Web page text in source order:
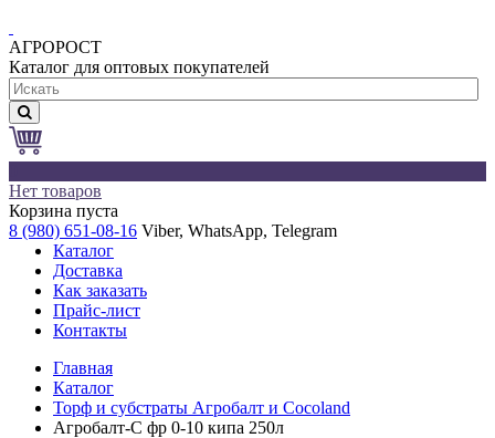
АГРОРОСТ
Каталог для оптовых покупателей
Нет товаров
Корзина пуста
8 (980) 651-08-16 Viber, WhatsApp, Telegram
Каталог
Доставка
Как заказать
Прайс-лист
Контакты
Главная
Каталог
Торф и субстраты Агробалт и Cocoland
Агробалт-С фр 0-10 кипа 250л